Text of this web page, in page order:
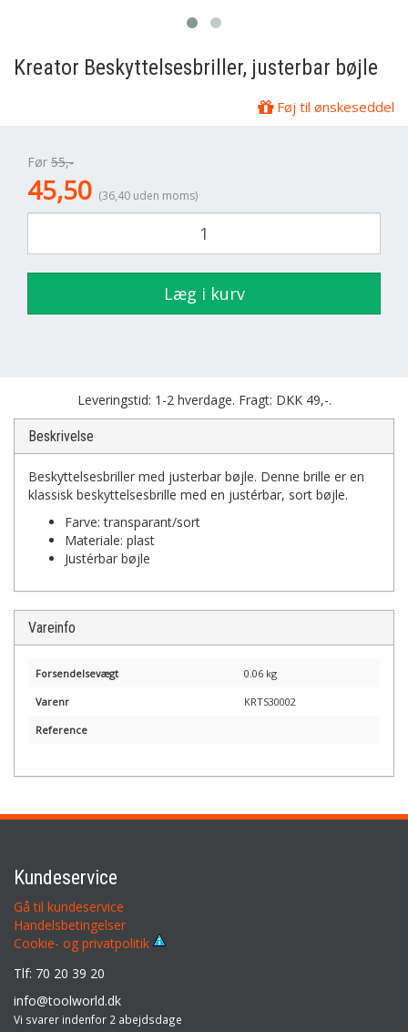
Kreator Beskyttelsesbriller, justerbar bøjle
Føj til ønskeseddel
Før 55,-
45,50 (36,40 uden moms)
Læg i kurv
Leveringstid: 1-2 hverdage. Fragt: DKK 49,-.
Beskrivelse
Beskyttelsesbriller med justerbar bøjle. Denne brille er en
klassisk beskyttelsesbrille med en justérbar, sort bøjle.
Farve: transparant/sort
Materiale: plast
Justérbar bøjle
Vareinfo
Forsendelsevægt 0.06 kg
Varenr KRTS30002
Reference
Kundeservice
Gå til kundeservice
Handelsbetingelser
Cookie- og privatpolitik
Tlf: 70 20 39 20
info@toolworld.dk
Vi svarer indenfor 2 abejdsdage